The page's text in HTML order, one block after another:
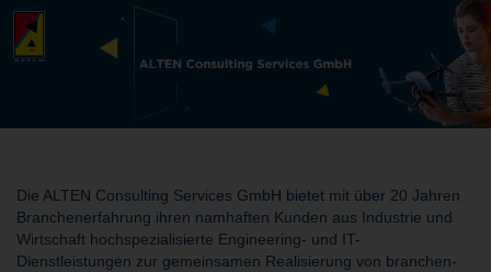
Die ALTEN Consulting Services GmbH bietet mit über 20 Jahren
Branchenerfahrung ihren namhaften Kunden aus Industrie und
Wirtschaft hochspezialisierte Engineering- und IT-
Dienstleistungen zur gemeinsamen Realisierung von branchen-